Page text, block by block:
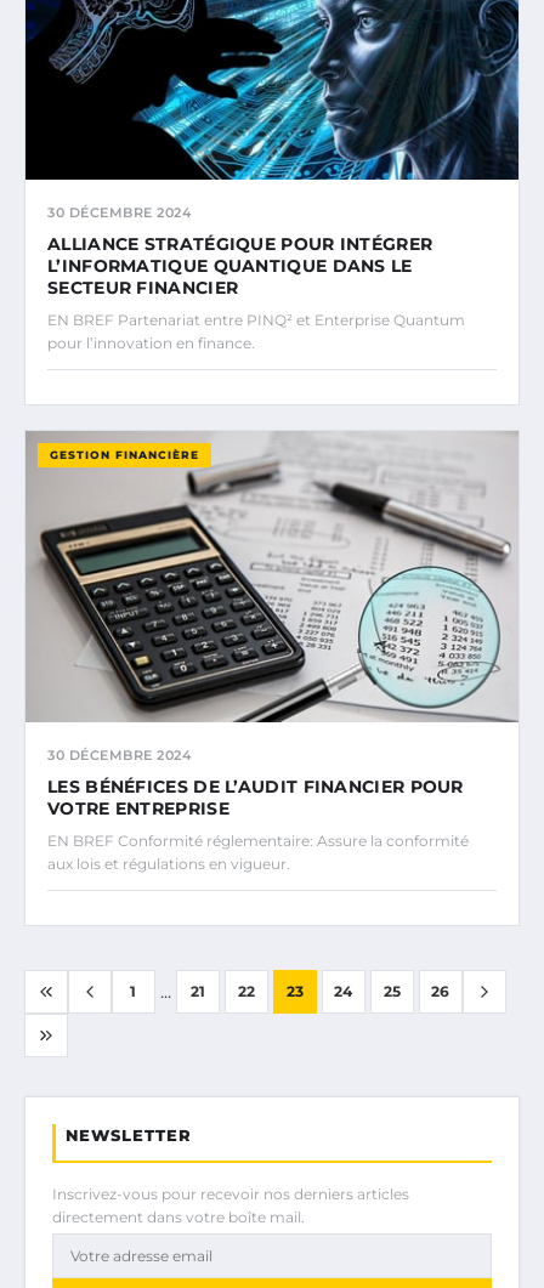
30 DÉCEMBRE 2024
ALLIANCE STRATÉGIQUE POUR INTÉGRER
L’INFORMATIQUE QUANTIQUE DANS LE
SECTEUR FINANCIER
EN BREF Partenariat entre PINQ² et Enterprise Quantum
pour l’innovation en finance.
GESTION FINANCIÈRE
30 DÉCEMBRE 2024
LES BÉNÉFICES DE L’AUDIT FINANCIER POUR
VOTRE ENTREPRISE
EN BREF Conformité réglementaire: Assure la conformité
aux lois et régulations en vigueur.
1 ... 21 22 23 24 25 26
NEWSLETTER
Inscrivez-vous pour recevoir nos derniers articles
directement dans votre boîte mail.